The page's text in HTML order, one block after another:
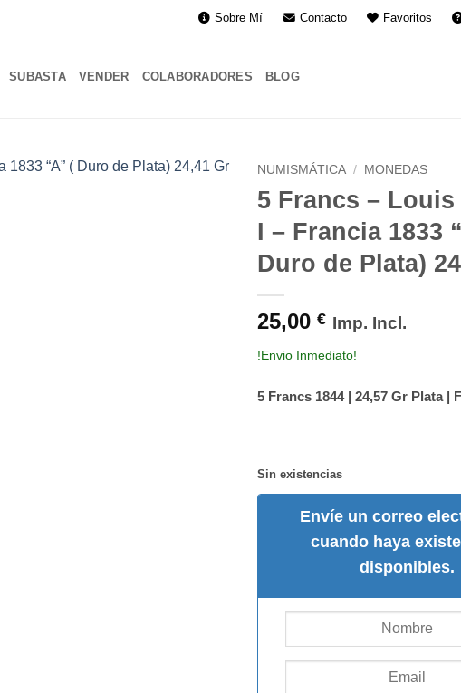
Sobre Mí Contacto Favoritos
SUBASTA VENDER COLABORADORES BLOG
NUMISMÁTICA / MONEDAS
5 Francs –
I – Francia 1833
Duro de Plata)
25,00 € Imp. Incl.
!Envio Inmediato!
5 Francs 1844 | 24,57 Gr Plata |
Sin existencias
Envíe un correo
cuando haya
disponibles.